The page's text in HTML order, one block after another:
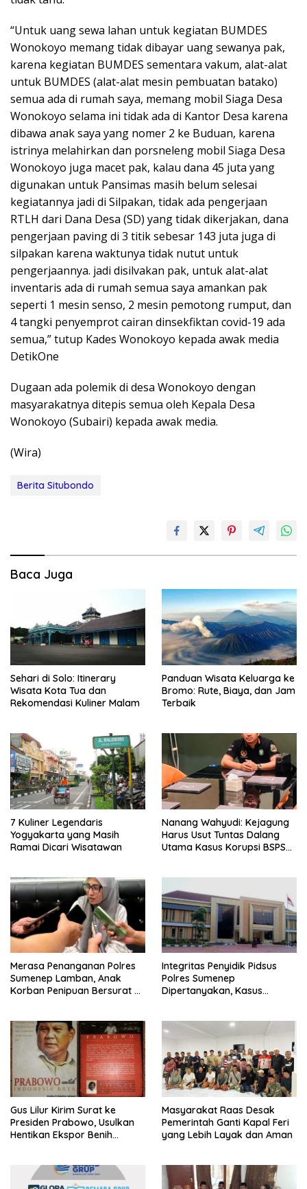
“Untuk uang sewa lahan untuk kegiatan BUMDES
Wonokoyo memang tidak dibayar uang sewanya pak,
karena kegiatan BUMDES sementara vakum, alat-alat
untuk BUMDES (alat-alat mesin pembuatan batako)
semua ada di rumah saya, memang mobil Siaga Desa
Wonokoyo selama ini tidak ada di Kantor Desa karena
dibawa anak saya yang nomer 2 ke Buduan, karena
istrinya melahirkan dan porsneleng mobil Siaga Desa
Wonokoyo juga macet pak, kalau dana 45 juta yang
digunakan untuk Pansimas masih belum selesai
kegiatannya jadi di Silpakan, tidak ada pengerjaan
RTLH dari Dana Desa (SD) yang tidak dikerjakan, dana
pengerjaan paving di 3 titik sebesar 143 juta juga di
silpakan karena waktunya tidak nutut untuk
pengerjaannya. jadi disilvakan pak, untuk alat-alat
inventaris ada di rumah semua saya amankan pak
seperti 1 mesin senso, 2 mesin pemotong rumput, dan
4 tangki penyemprot cairan dinsekfiktan covid-19 ada
semua,” tutup Kades Wonokoyo kepada awak media
DetikOne
Dugaan ada polemik di desa Wonokoyo dengan
masyarakatnya ditepis semua oleh Kepala Desa
Wonokoyo (Subairi) kepada awak media.
(Wira)
Berita Situbondo
Baca Juga
Sehari di Solo: Itinerary
Wisata Kota Tua dan
Rekomendasi Kuliner Malam
Panduan Wisata Keluarga ke
Bromo: Rute, Biaya, dan Jam
Terbaik
7 Kuliner Legendaris
Yogyakarta yang Masih
Ramai Dicari Wisatawan
Nanang Wahyudi: Kejagung
Harus Usut Tuntas Dalang
Utama Kasus Korupsi BSPS
Merasa Penanganan Polres
Sumenep Lamban, Anak
Korban Penipuan Bersurat ke
Integritas Penyidik Pidsus
Polres Sumenep
Dipertanyakan, Kasus
Kepastian
Gus Lilur Kirim Surat ke
Presiden Prabowo, Usulkan
Hentikan Ekspor Benih
Masyarakat Raas Desak
Pemerintah Ganti Kapal Feri
yang Lebih Layak dan Aman